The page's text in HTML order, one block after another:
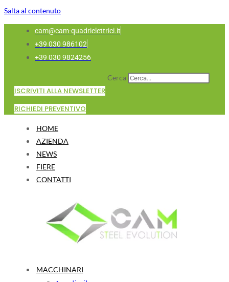
Salta al contenuto
cam@cam-quadrielettrici.it
+39 030 986102
+39 030 9824256
Cerca
ISCRIVITI ALLA NEWSLETTER
RICHIEDI PREVENTIVO
HOME
AZIENDA
NEWS
FIERE
CONTATTI
MACCHINARI